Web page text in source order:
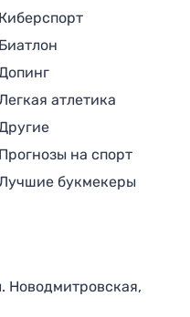
Киберспорт
Биатлон
атлетика
Прогнозы на спорт
букмекеры
Новодмитровская,